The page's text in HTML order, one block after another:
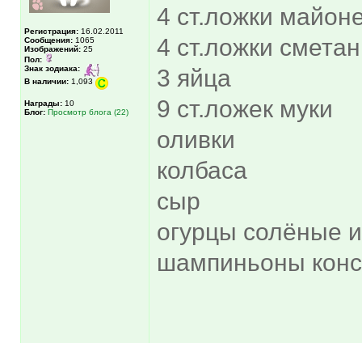
Регистрация: 16.02.2011
Сообщения: 1065
Изображений: 25
Пол:
Знак зодиака:
В наличии: 1,093
Награды: 10
Блог: Просмотр блога (22)
4 ст.ложки
4 ст.ложки
3 яйца
9 ст.ложек муки
оливки
колбаса
сыр
огурцы солёные
шампиньоны